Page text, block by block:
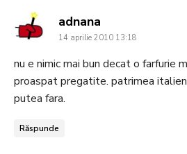
adnana
14 aprilie 2010 13:18
nu e nimic mai bun decat o farfurie
proaspat pregatite. patrimea
putea fara.
Răspunde